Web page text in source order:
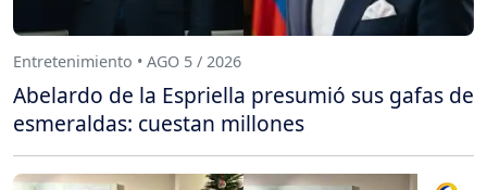
Entretenimiento • AGO 5 / 2026
Abelardo de la Espriella presumió sus gafas de
esmeraldas: cuestan millones